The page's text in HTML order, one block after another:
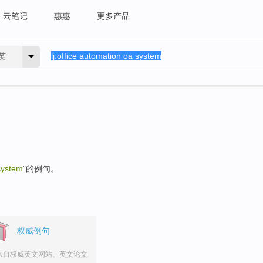
云笔记 惠惠 更多产品
"的例句。
权威例句
自权威英文网站、英文论文